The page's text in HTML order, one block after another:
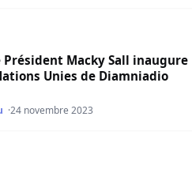
Macky Sall inaugure
Président Macky Sall inaugure
Unies de Diamniadio
24 novembre 2023
: Le Dr Rose Wardini